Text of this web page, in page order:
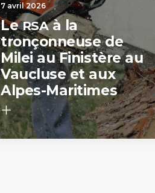
7 avril 2026
LeRSAà la
tronçonneuse de
Milei au Finistère au
Vaucluse et aux
Alpes-Maritimes